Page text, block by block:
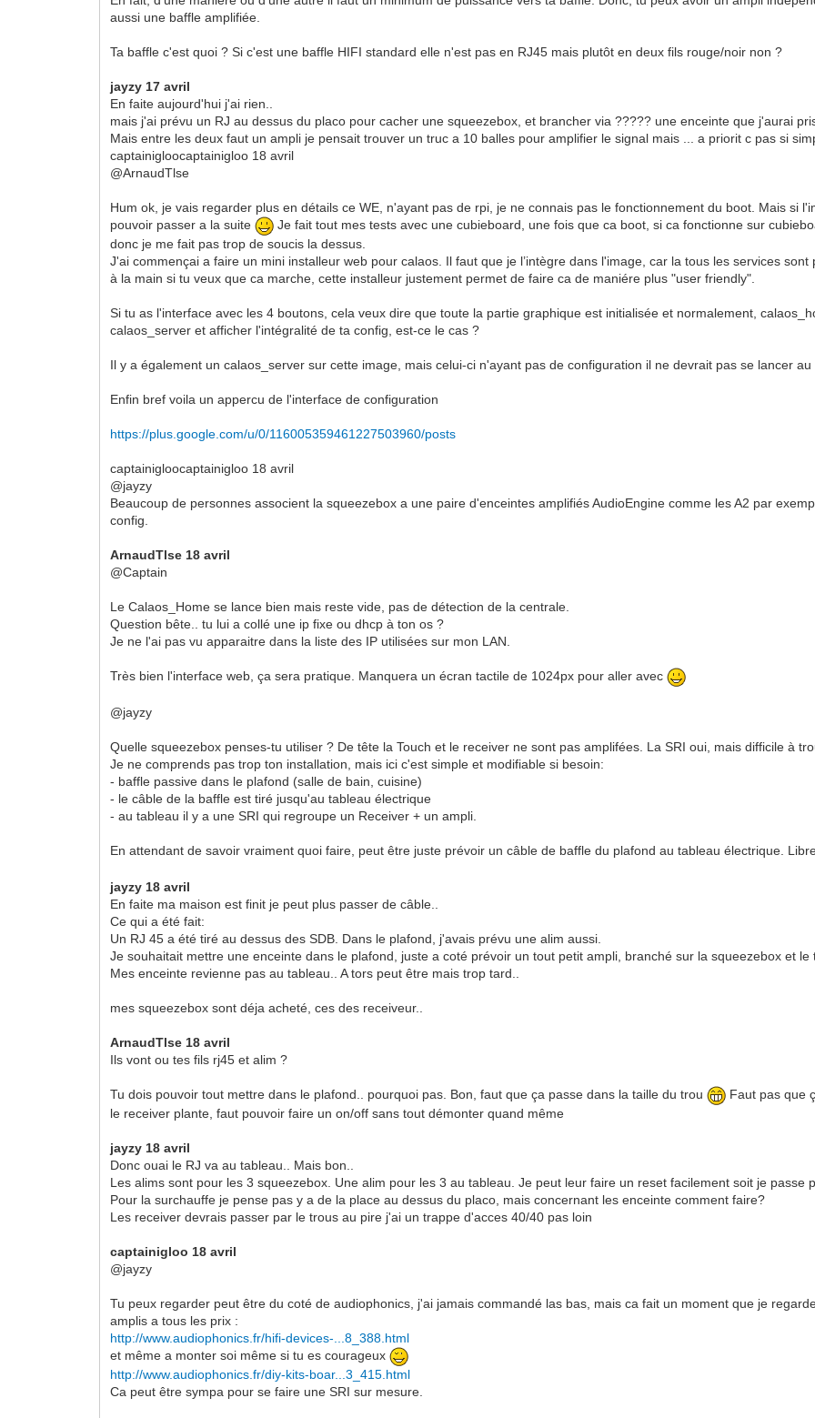
aussi une baffle amplifiée.
Ta baffle c'est quoi ? Si c'est une baffle HIFI standard elle n'est pas en RJ45 mais plutôt en deux fils rouge/noir non ?
jayzy 17 avril
En faite aujourd'hui j'ai rien..
mais j'ai prévu un RJ au dessus du placo pour cacher une squeezebox, et brancher via ????? une enceinte que j'aurai
Mais entre les deux faut un ampli je pensait trouver un truc a 10 balles pour amplifier le signal mais ... a priorit c pas si
captainigloocaptainigloo 18 avril
@ArnaudTlse
Hum ok, je vais regarder plus en détails ce WE, n'ayant pas de rpi, je ne connais pas le fonctionnement du boot. Mais si
pouvoir passer a la suite
Je fait tout mes tests avec une cubieboard, une fois que ca boot, si ca fonctionne sur
donc je me fait pas trop de soucis la dessus.
J'ai commençai a faire un mini installeur web pour calaos. Il faut que je l’intègre dans l'image, car la tous les services
à la main si tu veux que ca marche, cette installeur justement permet de faire ca de maniére plus "user friendly".
Si tu as l'interface avec les 4 boutons, cela veux dire que toute la partie graphique est initialisée et normalement,
calaos_server et afficher l'intégralité de ta config, est-ce le cas ?
Il y a également un calaos_server sur cette image, mais celui-ci n'ayant pas de configuration il ne devrait pas se lancer au
Enfin bref voila un appercu de l'interface de configuration
https://plus.google.com/u/0/116005359461227503960/posts
captainigloocaptainigloo 18 avril
@jayzy
Beaucoup de personnes associent la squeezebox a une paire d'enceintes amplifiés AudioEngine comme les A2 par
config.
ArnaudTlse 18 avril
@Captain
Le Calaos_Home se lance bien mais reste vide, pas de détection de la centrale.
Question bête.. tu lui a collé une ip fixe ou dhcp à ton os ?
Je ne l'ai pas vu apparaitre dans la liste des IP utilisées sur mon LAN.
Très bien l'interface web, ça sera pratique. Manquera un écran tactile de 1024px pour aller avec
@jayzy
Quelle squeezebox penses-tu utiliser ? De tête la Touch et le receiver ne sont pas amplifées. La SRI oui, mais difficile à
Je ne comprends pas trop ton installation, mais ici c'est simple et modifiable si besoin:
- baffle passive dans le plafond (salle de bain, cuisine)
- le câble de la baffle est tiré jusqu'au tableau électrique
- au tableau il y a une SRI qui regroupe un Receiver + un ampli.
En attendant de savoir vraiment quoi faire, peut être juste prévoir un câble de baffle du plafond au tableau électrique.
jayzy 18 avril
En faite ma maison est finit je peut plus passer de câble..
Ce qui a été fait:
Un RJ 45 a été tiré au dessus des SDB. Dans le plafond, j'avais prévu une alim aussi.
Je souhaitait mettre une enceinte dans le plafond, juste a coté prévoir un tout petit ampli, branché sur la squeezebox et le
Mes enceinte revienne pas au tableau.. A tors peut être mais trop tard..
mes squeezebox sont déja acheté, ces des receiveur..
ArnaudTlse 18 avril
Ils vont ou tes fils rj45 et alim ?
Tu dois pouvoir tout mettre dans le plafond.. pourquoi pas. Bon, faut que ça passe dans la taille du trou
Faut pas que
le receiver plante, faut pouvoir faire un on/off sans tout démonter quand même
jayzy 18 avril
Donc ouai le RJ va au tableau.. Mais bon..
Les alims sont pour les 3 squeezebox. Une alim pour les 3 au tableau. Je peut leur faire un reset facilement soit je passe
Pour la surchauffe je pense pas y a de la place au dessus du placo, mais concernant les enceinte comment faire?
Les receiver devrais passer par le trous au pire j'ai un trappe d'acces 40/40 pas loin
captainigloo 18 avril
@jayzy
Tu peux regarder peut être du coté de audiophonics, j'ai jamais commandé las bas, mais ca fait un moment que je
amplis a tous les prix :
http://www.audiophonics.fr/hifi-devices-...8_388.html
et même a monter soi même si tu es courageux
http://www.audiophonics.fr/diy-kits-boar...3_415.html
Ca peut être sympa pour se faire une SRI sur mesure.